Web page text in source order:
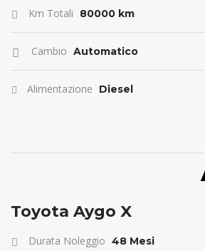
Km Totali 80000 km
Cambio Automatico
Alimentazione Diesel
ANTICIPO 0
Toyota Aygo X
Durata Noleggio 48 Mesi